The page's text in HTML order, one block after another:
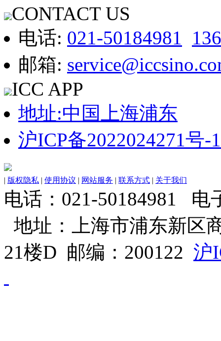
CONTACT US
电话: 021-50184981
邮箱:
ICC APP
地址:中国上海浦东
沪ICP备2022024271号-1
| 版权隐私 | 使用协议 | 网站服务 | 联系方式 | 关于我们
电话：021-50184981 电
地址：上海市浦东新区
21楼D 邮编：200122 沪